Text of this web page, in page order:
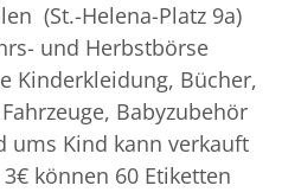
(St.-Helena-Platz 9a)
und Herbstbörse
Kinderkleidung, Bücher,
Babyzubehör
ums Kind kann verkauft
können 60 Etiketten